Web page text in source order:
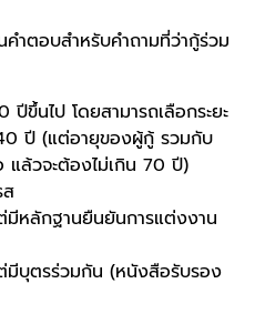
คำตอบสำหรับคำถามที่ว่ากู้ร่วม
ขึ้นไป โดยสามารถเลือกระยะ
ปี (แต่อายุของผู้กู้ รวมกับ
แล้วจะต้องไม่เกิน 70 ปี)
ส
มีหลักฐานยืนยันการแต่งงาน
มีบุตรร่วมกัน (หนังสือรับรอง